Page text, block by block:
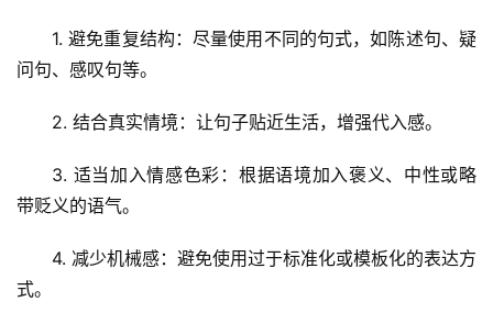
文
类
1. 避免重复结构：尽量使用不同的句式，如陈述句、疑
问句、感叹句等。
2. 结合真实情境：让句子贴近生活，增强代入感。
3. 适当加入情感色彩：根据语境加入褒义、中性或略
带贬义的语气。
4. 减少机械感：避免使用过于标准化或模板化的表达方
式。